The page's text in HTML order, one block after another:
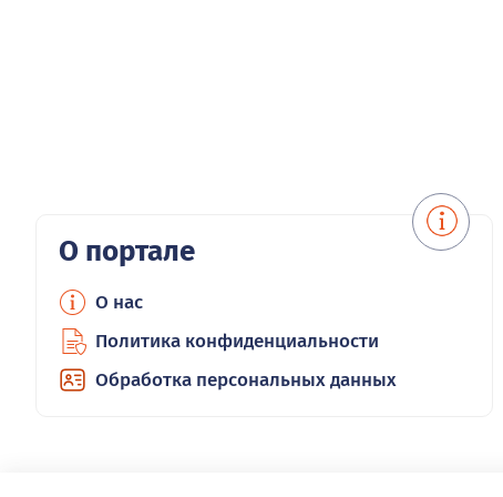
О портале
О нас
Политика конфиденциальности
Обработка персональных данных